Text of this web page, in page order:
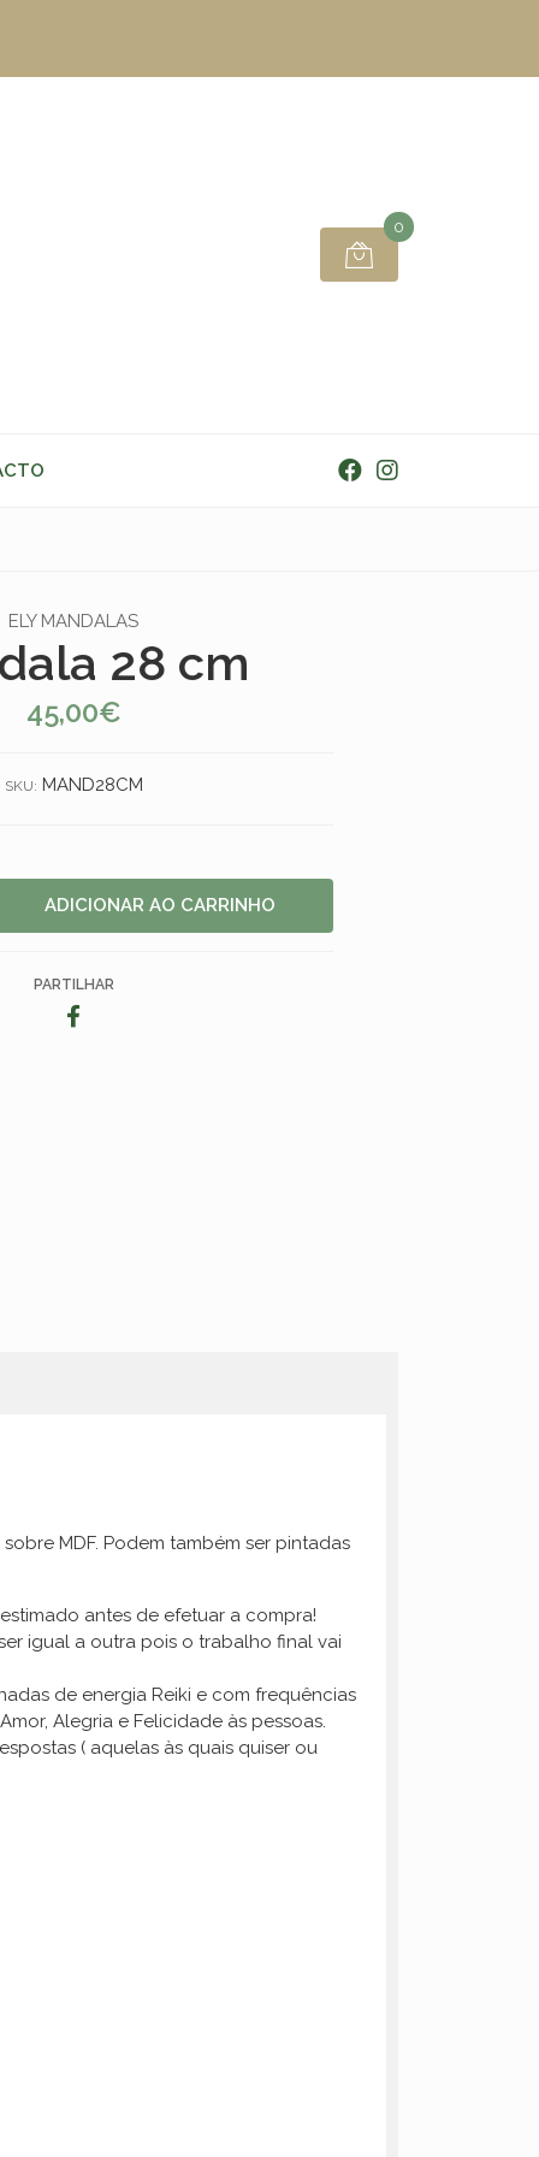
0
ELY MANDALAS
28 cm
45,00€
SKU: MAND28CM
PARTILHAR
MDF. Podem também ser pintadas
antes de efetuar a compra!
igual a outra pois o trabalho final vai
de energia Reiki e com frequências
Alegria e Felicidade às pessoas.
( aquelas às quais quiser ou